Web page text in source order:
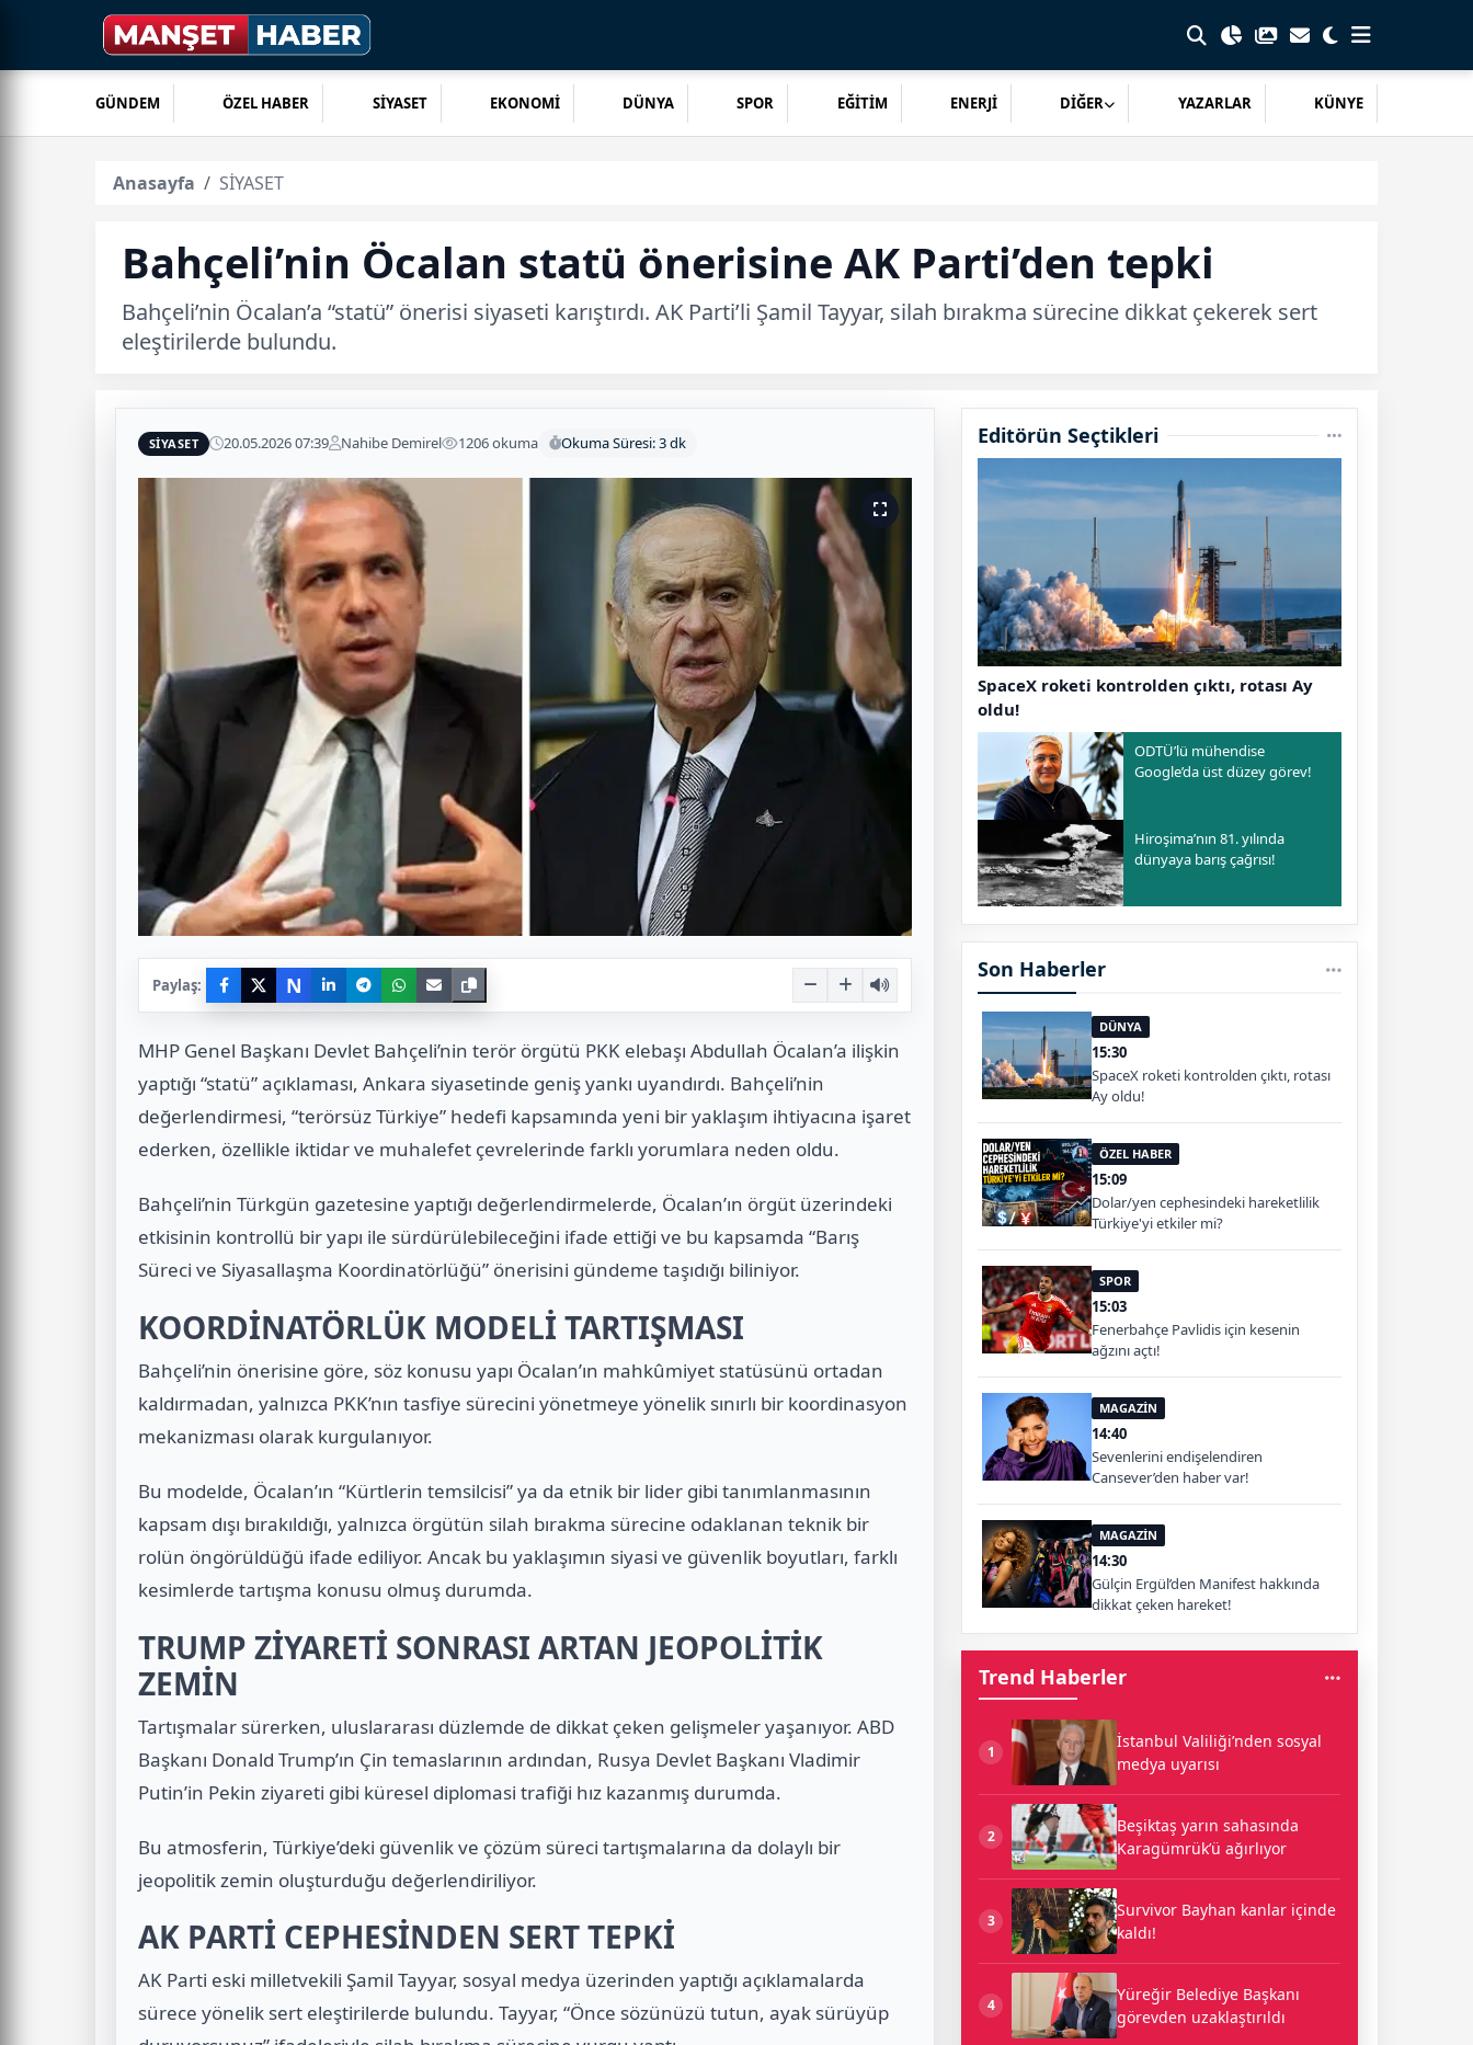
GÜNDEM ÖZEL HABER SİYASET EKONOMİ DÜNYA SPOR EĞİTİM ENERJİ DİĞER YAZARLAR KÜNYE
Anasayfa SİYASET
Bahçeli’nin Öcalan statü önerisine AK Parti’den tepki
Bahçeli’nin Öcalan’a “statü” önerisi siyaseti karıştırdı. AK Parti’li Şamil Tayyar, silah bırakma sürecine dikkat çekerek sert
eleştirilerde bulundu.
SİYASET 20.05.2026 07:39 Nahibe Demirel 1206 okuma Okuma Süresi: 3 dk
Paylaş: N
MHP Genel Başkanı Devlet Bahçeli’nin terör örgütü PKK elebaşı Abdullah Öcalan’a ilişkin
yaptığı “statü” açıklaması, Ankara siyasetinde geniş yankı uyandırdı. Bahçeli’nin
değerlendirmesi, “terörsüz Türkiye” hedefi kapsamında yeni bir yaklaşım ihtiyacına işaret
ederken, özellikle iktidar ve muhalefet çevrelerinde farklı yorumlara neden oldu.
Bahçeli’nin Türkgün gazetesine yaptığı değerlendirmelerde, Öcalan’ın örgüt üzerindeki
etkisinin kontrollü bir yapı ile sürdürülebileceğini ifade ettiği ve bu kapsamda “Barış
Süreci ve Siyasallaşma Koordinatörlüğü” önerisini gündeme taşıdığı biliniyor.
KOORDİNATÖRLÜK MODELİ TARTIŞMASI
Bahçeli’nin önerisine göre, söz konusu yapı Öcalan’ın mahkûmiyet statüsünü ortadan
kaldırmadan, yalnızca PKK’nın tasfiye sürecini yönetmeye yönelik sınırlı bir koordinasyon
mekanizması olarak kurgulanıyor.
Bu modelde, Öcalan’ın “Kürtlerin temsilcisi” ya da etnik bir lider gibi tanımlanmasının
kapsam dışı bırakıldığı, yalnızca örgütün silah bırakma sürecine odaklanan teknik bir
rolün öngörüldüğü ifade ediliyor. Ancak bu yaklaşımın siyasi ve güvenlik boyutları, farklı
kesimlerde tartışma konusu olmuş durumda.
TRUMP ZİYARETİ SONRASI ARTAN JEOPOLİTİK
ZEMİN
Tartışmalar sürerken, uluslararası düzlemde de dikkat çeken gelişmeler yaşanıyor. ABD
Başkanı Donald Trump’ın Çin temaslarının ardından, Rusya Devlet Başkanı Vladimir
Putin’in Pekin ziyareti gibi küresel diplomasi trafiği hız kazanmış durumda.
Bu atmosferin, Türkiye’deki güvenlik ve çözüm süreci tartışmalarına da dolaylı bir
jeopolitik zemin oluşturduğu değerlendiriliyor.
AK PARTİ CEPHESİNDEN SERT TEPKİ
AK Parti eski milletvekili Şamil Tayyar, sosyal medya üzerinden yaptığı açıklamalarda
sürece yönelik sert eleştirilerde bulundu. Tayyar, “Önce sözünüzü tutun, ayak sürüyüp
Editörün Seçtikleri
SpaceX roketi kontrolden çıktı, rotası Ay
oldu!
ODTÜ’lü mühendise
Google’da üst düzey görev!
Hiroşima’nın 81. yılında
dünyaya barış çağrısı!
Son Haberler
DÜNYA
15:30
SpaceX roketi kontrolden çıktı, rotası
Ay oldu!
ÖZEL HABER
15:09
Dolar/yen cephesindeki hareketlilik
Türkiye'yi etkiler mi?
SPOR
15:03
Fenerbahçe Pavlidis için kesenin
ağzını açtı!
MAGAZİN
14:40
Sevenlerini endişelendiren
Cansever’den haber var!
MAGAZİN
14:30
Gülçin Ergül’den Manifest hakkında
dikkat çeken hareket!
Trend Haberler
1
İstanbul Valiliği’nden sosyal
medya uyarısı
2
Beşiktaş yarın sahasında
Karagümrük’ü ağırlıyor
3
Survivor Bayhan kanlar içinde
kaldı!
4
Yüreğir Belediye Başkanı
görevden uzaklaştırıldı